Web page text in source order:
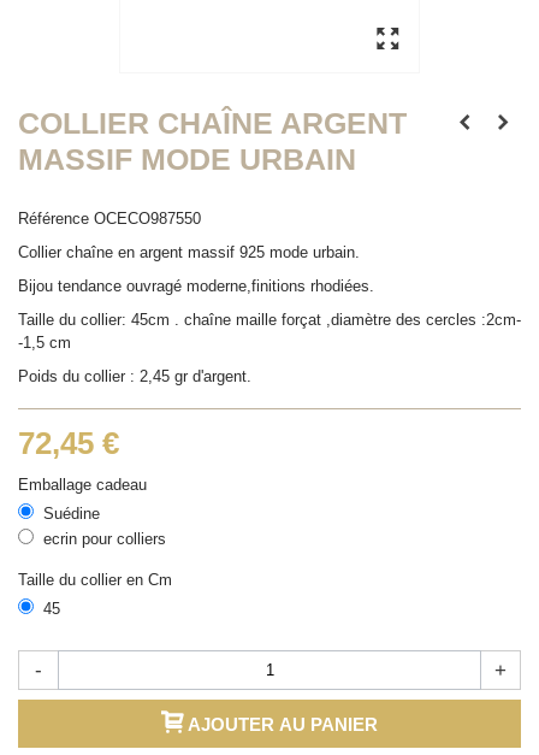
COLLIER CHAÎNE ARGENT
MASSIF MODE URBAIN
Référence OCECO987550
Collier chaîne en argent massif 925 mode urbain.
Bijou tendance ouvragé moderne,finitions rhodiées.
Taille du collier: 45cm . chaîne maille forçat ,diamètre des cercles :2cm-
-1,5 cm
Poids du collier : 2,45 gr d'argent.
72,45 €
Emballage cadeau
Suédine
ecrin pour colliers
Taille du collier en Cm
45
- +
AJOUTER AU PANIER